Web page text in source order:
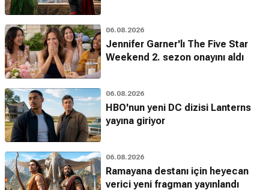
06.08.2026
Jennifer Garner'lı The Five Star
Weekend 2. sezon onayını aldı
06.08.2026
HBO'nun yeni DC dizisi Lanterns
yayına giriyor
06.08.2026
Ramayana destanı için heyecan
verici yeni fragman yayınlandı